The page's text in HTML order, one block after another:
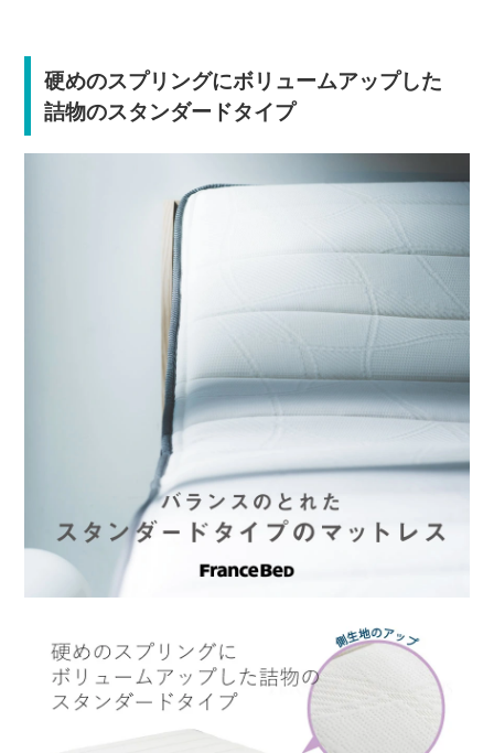
硬めのスプリングにボリュームアップした
詰物のスタンダードタイプ